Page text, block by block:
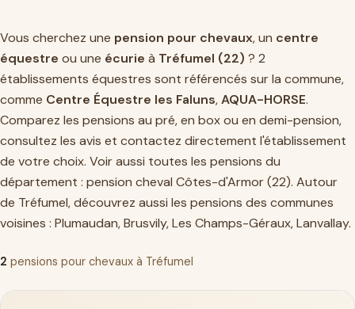
Vous cherchez une pension pour chevaux, un centre
équestre ou une écurie à Tréfumel (22) ? 2
établissements équestres sont référencés sur la commune,
comme Centre Équestre les Faluns,AQUA-HORSE.
Comparez les pensions au pré, en box ou en demi-pension,
consultez les avis et contactez directement l'établissement
de votre choix. Voir aussi toutes les pensions du
département : pension cheval Côtes-d'Armor (22). Autour
de Tréfumel, découvrez aussi les pensions des communes
voisines : Plumaudan,Brusvily,Les Champs-Géraux,Lanvallay.
2 pensions pour chevaux à Tréfumel